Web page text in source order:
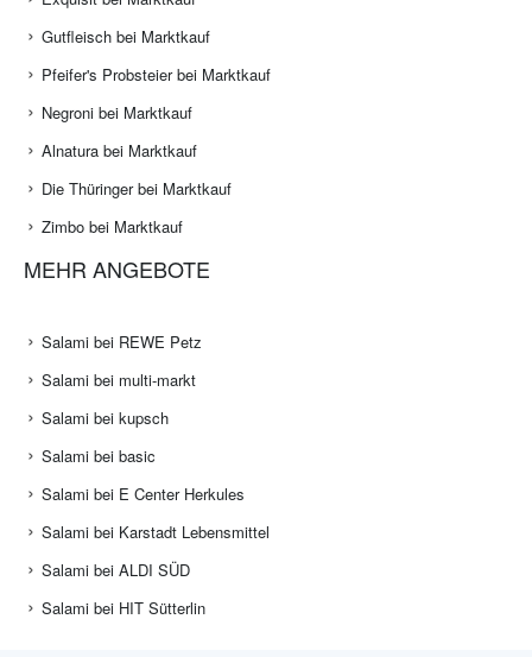
Gutfleisch bei Marktkauf
Pfeifer's Probsteier bei Marktkauf
Negroni bei Marktkauf
Alnatura bei Marktkauf
Die Thüringer bei Marktkauf
Zimbo bei Marktkauf
MEHR ANGEBOTE
Salami bei REWE Petz
Salami bei multi-markt
Salami bei kupsch
Salami bei basic
Salami bei E Center Herkules
Salami bei Karstadt Lebensmittel
Salami bei ALDI SÜD
Salami bei HIT Sütterlin